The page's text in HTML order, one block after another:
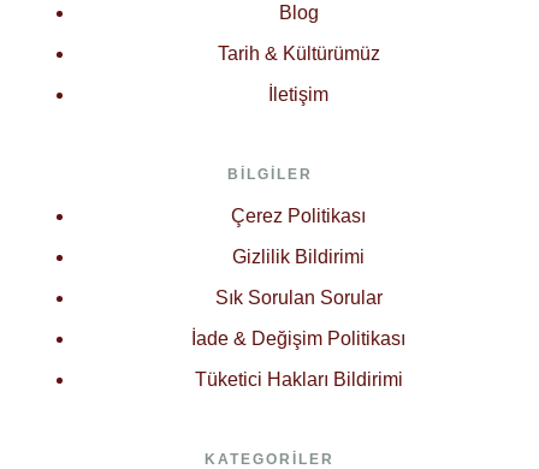
Blog
Tarih & Kültürümüz
İletişim
BILGILER
Çerez Politikası
Gizlilik Bildirimi
Sık Sorulan Sorular
İade & Değişim Politikası
Tüketici Hakları Bildirimi
KATEGORILER